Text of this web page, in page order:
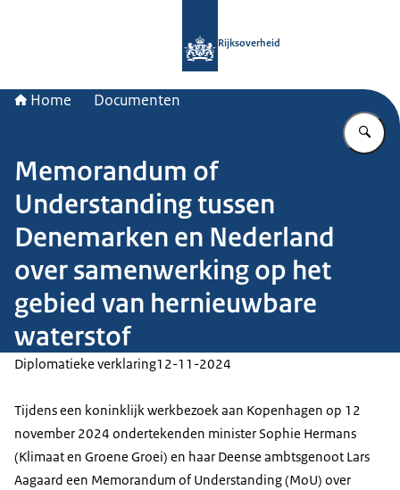
Rijksoverheid
Home Documenten
Memorandum of
Understanding tussen
Denemarken en Nederland
over samenwerking op het
gebied van hernieuwbare
waterstof
Diplomatieke verklaring12-11-2024
Tijdens een koninklijk werkbezoek aan Kopenhagen op 12
november 2024 ondertekenden minister Sophie Hermans
(Klimaat en Groene Groei) en haar Deense ambtsgenoot Lars
Aagaard een Memorandum of Understanding (MoU) over